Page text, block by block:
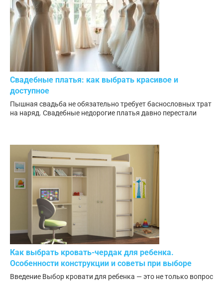
Свадебные платья: как выбрать красивое и
доступное
Пышная свадьба не обязательно требует баснословных трат
на наряд. Свадебные недорогие платья давно перестали
Как выбрать кровать-чердак для ребенка.
Особенности конструкции и советы при выборе
Введение Выбор кровати для ребенка — это не только вопрос